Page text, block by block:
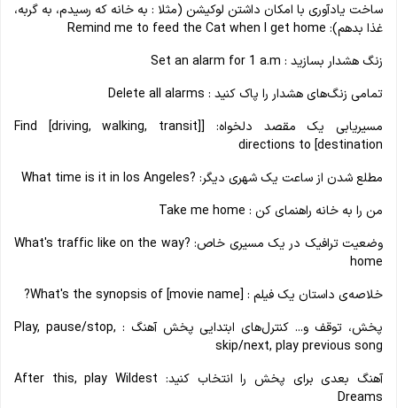
ساخت یادآوری با امکان داشتن لوکیشن (مثلا : به خانه که رسیدم، به گربه،
غذا بدهم): Remind me to feed the Cat when I get home
زنگ هشدار بسازید : Set an alarm for 1 a.m
تمامی زنگ‌های هشدار را پاک کنید : Delete all alarms
مسیریابی یک مقصد دلخواه: [Find [driving, walking, transit]
directions to [destination
مطلع شدن از ساعت یک شهری دیگر: ?What time is it in los Angeles
من را به خانه راهنمای کن : Take me home
وضعیت ترافیک در یک مسیری خاص: ?What's traffic like on the way
home
خلاصه‌ی داستان یک فیلم : What's the synopsis of [movie name]?
پخش، توقف و... کنترل‌های ابتدایی پخش آهنگ : Play, pause/stop,
skip/next, play previous song
آهنگ بعدی برای پخش را انتخاب کنید: After this, play Wildest
Dreams